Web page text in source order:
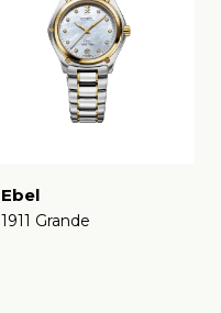
Ebel
1911 Grande